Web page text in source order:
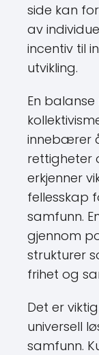
side kan
av
incentiv til
utvikling.
En
innebærer
rettigheter
erkjenner
fellesskap
samfunn.
gjennom
strukturer
frihet og
Det er
universell
samfunn.